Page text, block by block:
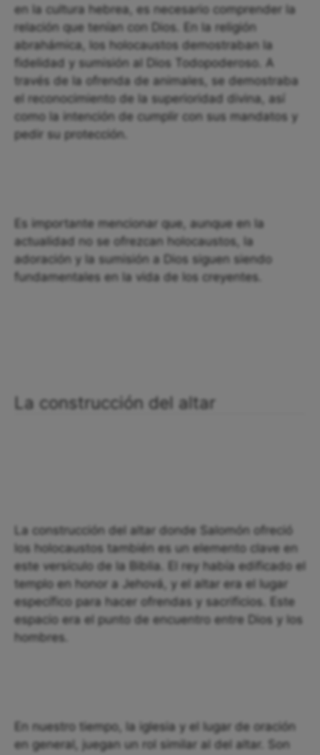
en la cultura hebrea, es necesario comprender la
relación que tenían con Dios. En la religión
abrahámica, los holocaustos demostraban la
fidelidad y sumisión al Dios Todopoderoso. A
través de la ofrenda de animales, se demostraba
el reconocimiento de la superioridad divina, así
como la intención de cumplir con sus mandatos y
pedir su protección.
Es importante mencionar que, aunque en la
actualidad no se ofrezcan holocaustos, la
adoración y la sumisión a Dios siguen siendo
fundamentales en la vida de los creyentes.
La construcción del altar
La construcción del altar donde Salomón ofreció
los holocaustos también es un elemento clave en
este versículo de la Biblia. El rey había edificado el
templo en honor a Jehová, y el altar era el lugar
específico para hacer ofrendas y sacrificios. Este
espacio era el punto de encuentro entre Dios y los
hombres.
En nuestro tiempo, la iglesia y el lugar de oración
en general, juegan un rol similar al del altar. Son